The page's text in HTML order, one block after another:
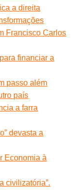
a direita
Francisco Carlos
financiar a
passo além
país
a farra
devasta a
Economia à
civilizatória”.